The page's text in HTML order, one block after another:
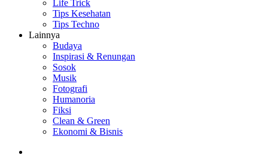
Life Trick
Tips Kesehatan
Tips Techno
Lainnya
Budaya
Inspirasi & Renungan
Sosok
Musik
Fotografi
Humanoria
Fiksi
Clean & Green
Ekonomi & Bisnis